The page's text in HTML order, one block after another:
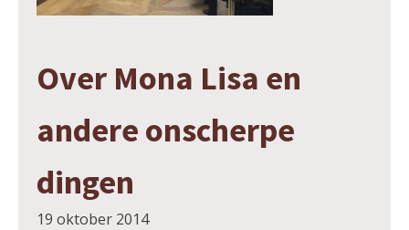
Over Mona Lisa en
andere onscherpe
dingen
19 oktober 2014